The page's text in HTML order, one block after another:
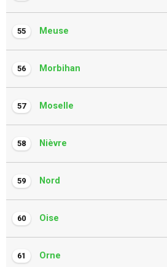
55 Meuse
56 Morbihan
57 Moselle
58 Nièvre
59 Nord
60 Oise
61 Orne